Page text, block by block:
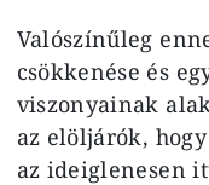
Valószínűleg
csökkenése és
viszonyainak
az elöljárók,
az ideiglenesen